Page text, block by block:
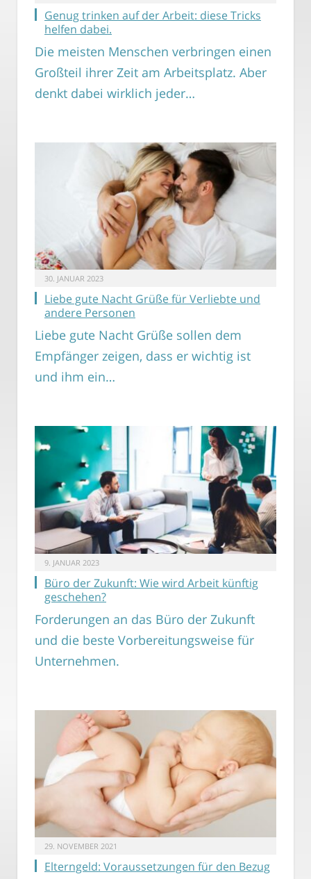
Genug trinken auf der Arbeit: diese Tricks
helfen dabei.
Die meisten Menschen verbringen einen
Großteil ihrer Zeit am Arbeitsplatz. Aber
denkt dabei wirklich jeder…
30. JANUAR 2023
Liebe gute Nacht Grüße für Verliebte und
andere Personen
Liebe gute Nacht Grüße sollen dem
Empfänger zeigen, dass er wichtig ist
und ihm ein…
9. JANUAR 2023
Büro der Zukunft: Wie wird Arbeit künftig
geschehen?
Forderungen an das Büro der Zukunft
und die beste Vorbereitungsweise für
Unternehmen.
29. NOVEMBER 2021
Elterngeld: Voraussetzungen für den Bezug